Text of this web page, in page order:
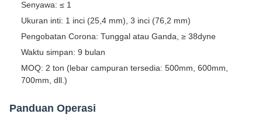
Senyawa: ≤ 1
Ukuran inti: 1 inci (25,4 mm), 3 inci (76,2 mm)
Pengobatan Corona: Tunggal atau Ganda, ≥ 38dyne
Waktu simpan: 9 bulan
MOQ: 2 ton (lebar campuran tersedia: 500mm, 600mm,
700mm, dll.)
Panduan Operasi